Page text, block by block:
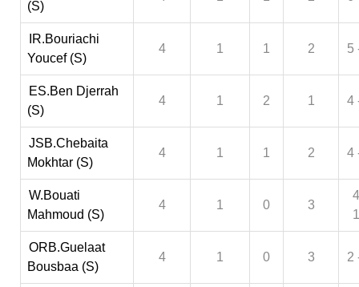
(S)
IR.Bouriachi
Youcef (S)
4 1 1 2 5
ES.Ben Djerrah
(S)
4 1 2 1 4
JSB.Chebaita
Mokhtar (S)
4 1 1 2 4
W.Bouati
Mahmoud (S)
4 1 0 3
ORB.Guelaat
Bousbaa (S)
4 1 0 3 2